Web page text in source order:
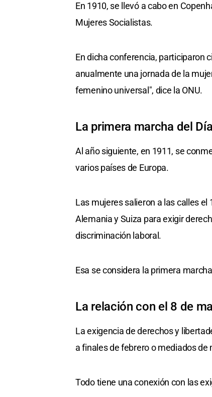
En 1910, se llevó a cabo en
Mujeres Socialistas.
En dicha conferencia, participaron
anualmente una jornada de la
femenino universal", dice la ONU.
La primera marcha del
Al año siguiente, en 1911, se
varios países de Europa.
Las mujeres salieron a las calles el
Alemania y Suiza para exigir
discriminación laboral.
Esa se considera la primera
La relación con el 8 de
La exigencia de derechos y
a finales de febrero o mediados de
Todo tiene una conexión con las